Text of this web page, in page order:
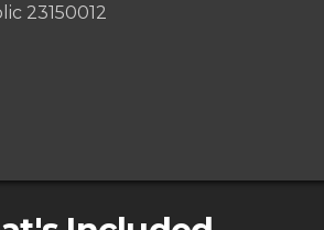
23150012